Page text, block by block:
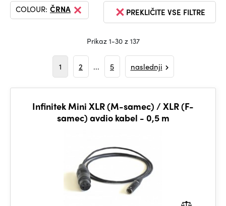
PREKLIČITE VSE FILTRE
COLOUR: ČRNA
Prikaz 1-30 z 137
1 2 ... 5 naslednji
Infinitek Mini XLR (M-samec) / XLR (F-
samec) avdio kabel - 0,5 m